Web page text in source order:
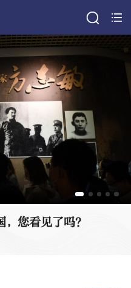
您看见了吗？